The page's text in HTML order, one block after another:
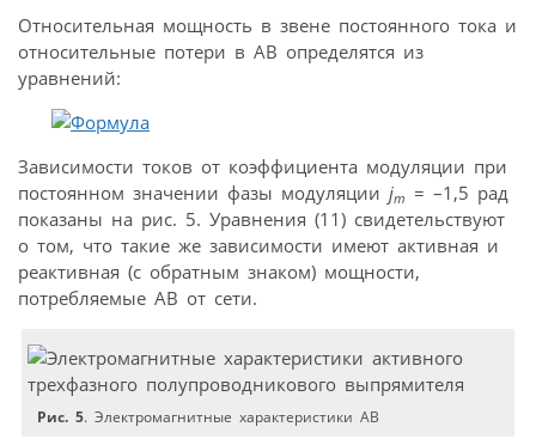
Относительная мощность в звене постоянного тока и
относительные потери в АВ определятся из
уравнений:
Зависимости токов от коэффициента модуляции при
постоянном значении фазы модуляции jm = –1,5 рад
показаны на рис. 5. Уравнения (11) свидетельствуют
о том, что такие же зависимости имеют активная и
реактивная (с обратным знаком) мощности,
потребляемые АВ от сети.
Рис. 5. Электромагнитные характеристики АВ